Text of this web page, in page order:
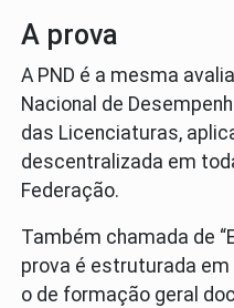
A prova
A PND é a mesma
Nacional de
das Licenciaturas,
descentralizada em
Federação.
Também chamada de
prova é estruturada
o de formação geral